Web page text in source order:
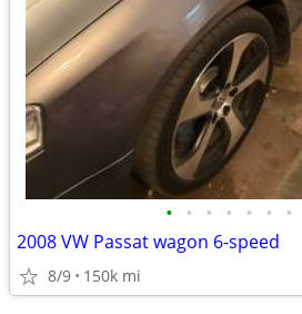
• • • • • • •
2008 VW Passat wagon 6-speed
8/9 150k mi